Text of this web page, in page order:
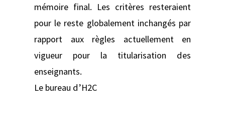
mémoire final. Les critères resteraient
pour le reste globalement inchangés par
rapport aux règles actuellement en
vigueur pour la titularisation des
enseignants.
Le bureau d’H2C